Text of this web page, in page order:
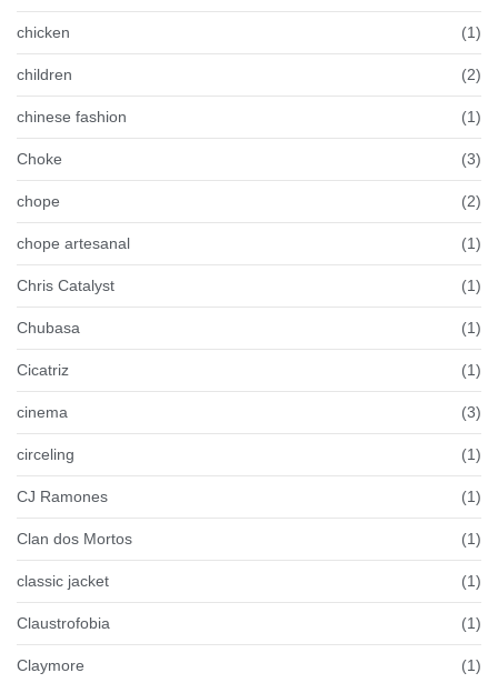
chicken (1)
children (2)
chinese fashion (1)
Choke (3)
chope (2)
chope artesanal (1)
Chris Catalyst (1)
Chubasa (1)
Cicatriz (1)
cinema (3)
circeling (1)
CJ Ramones (1)
Clan dos Mortos (1)
classic jacket (1)
Claustrofobia (1)
Claymore (1)